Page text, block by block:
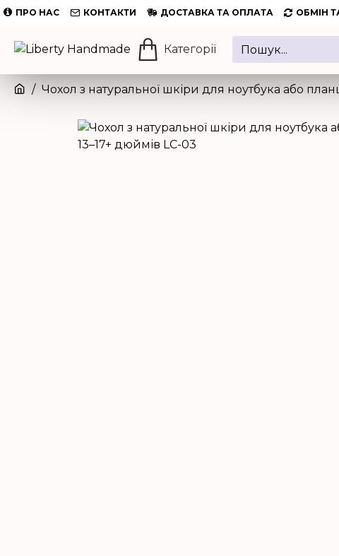
ПРО НАС КОНТАКТИ ДОСТАВКА ТА ОПЛАТА ОБМІН
Категорії
Чохол з натуральної шкіри для ноутбука або